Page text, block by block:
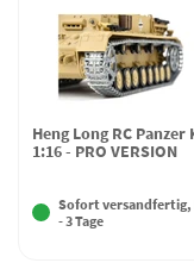
Heng Long RC
1:16 - PRO VERSION
Sofort versandfertig,
- 3 Tage